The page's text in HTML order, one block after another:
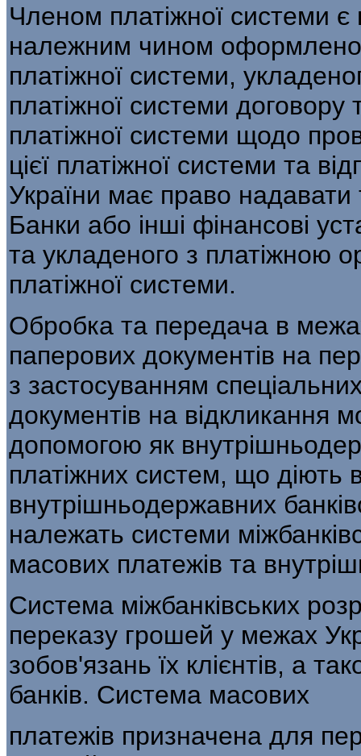
Членом платіжної системи
належним чином
платіжної системи,
платіжної системи
платіжної системи щодо
цієї платіжної системи та
України має право надавати
Банки або інші фінансові
та укладеного з платіжною
платіжної системи.
Обробка та передача в
паперових документів на
з застосуванням
документів на відкликання
допомогою як
платіжних систем, що діють
внутрішньодержавних
належать системи
масових платежів та
Система міжбанківських
переказу грошей у межах
зобов'язань їх клієнтів, а
банків. Система масових
платежів призначена для